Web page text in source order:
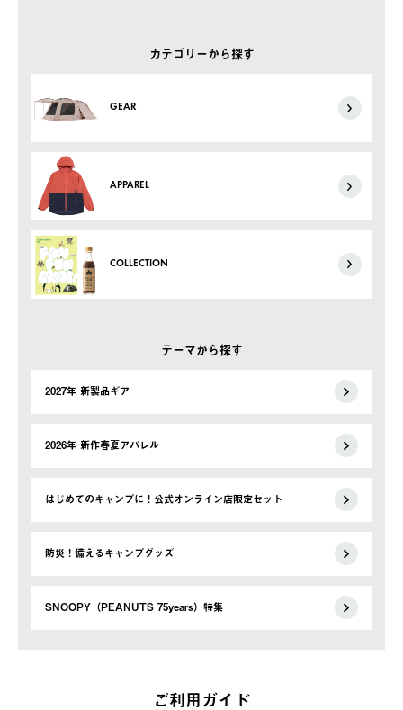
カテゴリーから探す
GEAR
APPAREL
COLLECTION
テーマから探す
2027年 新製品ギア
2026年 新作春夏アパレル
はじめてのキャンプに！公式オンライン店限定セット
防災！備えるキャンプグッズ
SNOOPY（PEANUTS 75years）特集
ご利用ガイド